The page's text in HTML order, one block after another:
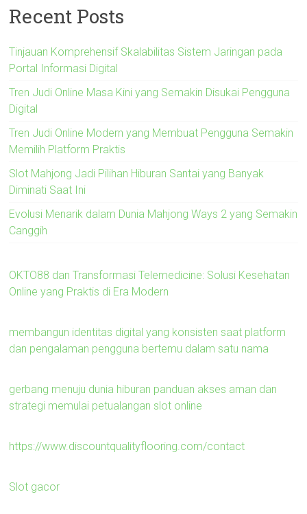
Recent Posts
Tinjauan Komprehensif Skalabilitas Sistem Jaringan pada
Portal Informasi Digital
Tren Judi Online Masa Kini yang Semakin Disukai Pengguna
Digital
Tren Judi Online Modern yang Membuat Pengguna Semakin
Memilih Platform Praktis
Slot Mahjong Jadi Pilihan Hiburan Santai yang Banyak
Diminati Saat Ini
Evolusi Menarik dalam Dunia Mahjong Ways 2 yang Semakin
Canggih
OKTO88 dan Transformasi Telemedicine: Solusi Kesehatan
Online yang Praktis di Era Modern
membangun identitas digital yang konsisten saat platform
dan pengalaman pengguna bertemu dalam satu nama
gerbang menuju dunia hiburan panduan akses aman dan
strategi memulai petualangan slot online
https://www.discountqualityflooring.com/contact
Slot gacor